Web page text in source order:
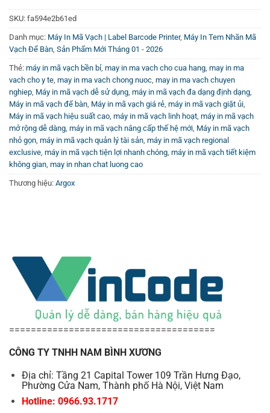
video hướng dẫn và đánh giá chi tiết sản phẩm mới nhất.
SKU: fa594e2b61ed
Danh mục: Máy In Mã Vạch | Label Barcode Printer, Máy In Tem Nhãn Mã
Vạch Để Bàn, Sản Phẩm Mới Tháng 01 - 2026
Thẻ: máy in mã vạch bền bỉ, may in ma vach cho cua hang, may in ma
vach cho y te, may in ma vach chong nuoc, may in ma vach chuyen
nghiep, Máy in mã vạch dễ sử dụng, máy in mã vạch đa dạng định dạng,
Máy in mã vạch để bàn, Máy in mã vạch giá rẻ, máy in mã vạch giặt ủi,
Máy in mã vạch hiệu suất cao, máy in mã vạch linh hoạt, máy in mã vạch
mở rộng dễ dàng, máy in mã vạch nâng cấp thế hệ mới, Máy in mã vạch
nhỏ gọn, máy in mã vạch quản lý tài sản, máy in mã vạch regional
exclusive, máy in mã vạch tiện lợi nhanh chóng, máy in mã vạch tiết kiệm
không gian, may in nhan chat luong cao
Thương hiệu: Argox
======================================
CÔNG TY TNHH NAM BÌNH XƯƠNG
Địa chỉ: Tầng 21 Capital Tower 109 Trần Hưng Đạo,
Phường Cửa Nam, Thành phố Hà Nội, Việt Nam
Hotline: 0966.93.1717